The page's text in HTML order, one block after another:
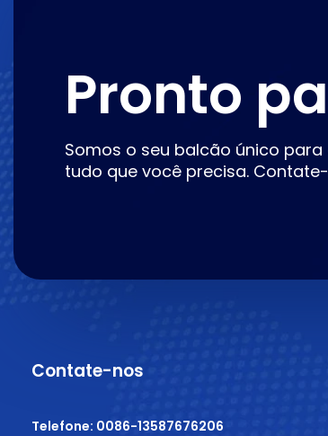
Pronto
Somos o seu balcão único
tudo que você precisa.
Contate-nos
Telefone: 0086-13587676206